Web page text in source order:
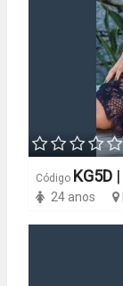
Código KG5D |
24 anos